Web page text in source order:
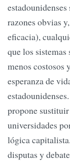
razones obvias
eficacia),
que los
menos costosos
esperanza de
propone
universidades
lógica
disputas y